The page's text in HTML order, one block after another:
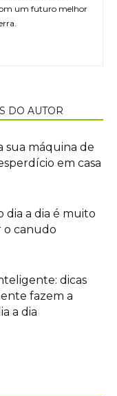
um futuro melhor
DO AUTOR
sua máquina de
em casa
dia a dia é muito
o canudo
dicas
fazem a
a dia